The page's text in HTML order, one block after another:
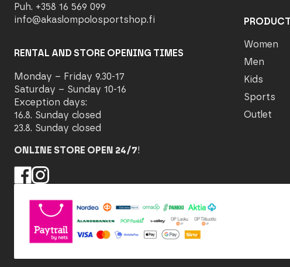
Puh. +358 16 569 099
info@akaslompolosportshop.fi
RENTAL AND STORE OPENING TIMES
Monday – Friday 9.30-17
Saturday – Sunday 10-16
Exception days:
16.8. Sunday closed
23.8. Sunday closed
ONLINE STORE OPEN 24/7!
Women
Men
Kids
Sports
Outlet